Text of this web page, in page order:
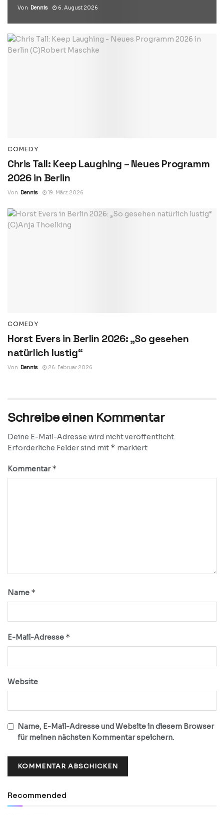
Von Dennis 6. August 2026
COMEDY
Chris Tall: Keep Laughing – Neues Programm
2026 in Berlin
Von Dennis 19. März 2026
COMEDY
Horst Evers in Berlin 2026: „So gesehen
natürlich lustig“
Von Dennis 26. Februar 2026
Schreibe einen Kommentar
Deine E-Mail-Adresse wird nicht veröffentlicht.
Erforderliche Felder sind mit * markiert
Kommentar*
Name *
E-Mail-Adresse *
Website
Name, E-Mail-Adresse und Website in diesem Browser
für meinen nächsten Kommentar speichern.
Recommended